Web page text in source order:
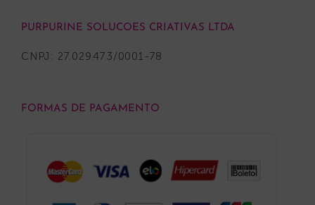
PURPURINE SOLUCOES CRIATIVAS LTDA
CNPJ: 27.029.473/0001-78
FORMAS DE PAGAMENTO